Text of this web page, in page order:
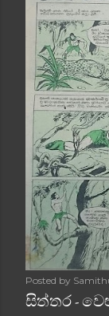
Posted by
සිත්තර -